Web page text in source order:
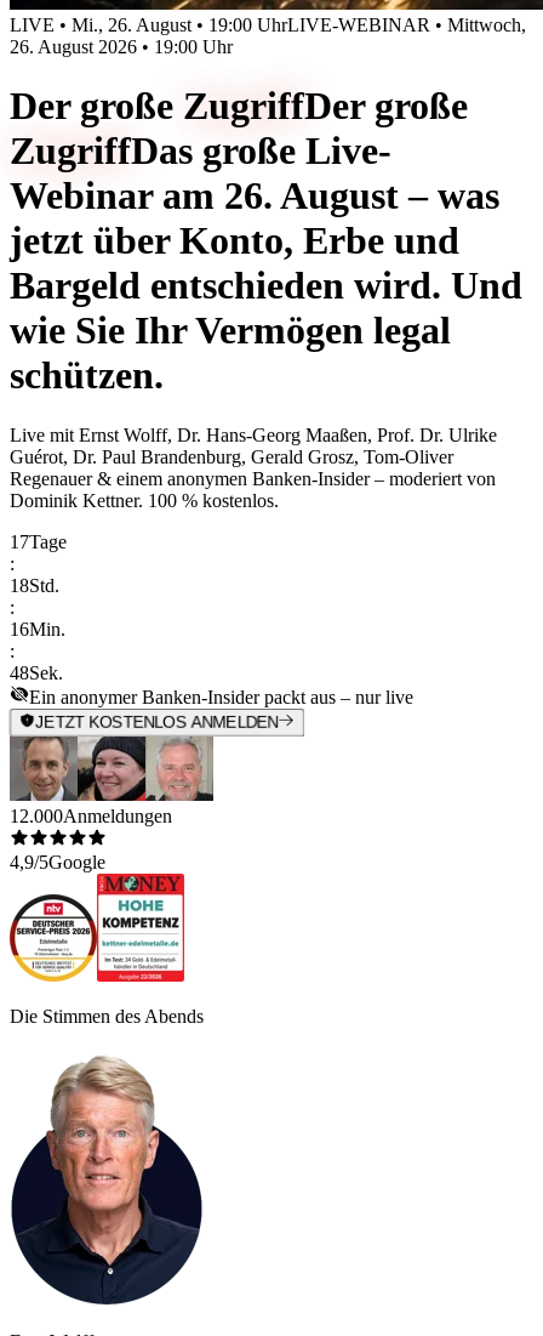
LIVE • Mi., 26. August • 19:00 UhrLIVE-WEBINAR • Mittwoch,
26. August 2026 • 19:00 Uhr
Der große ZugriffDer große
ZugriffDas große Live-
Webinar am 26. August – was
jetzt über Konto, Erbe und
Bargeld entschieden wird. Und
wie Sie Ihr Vermögen legal
schützen.
Live mit Ernst Wolff, Dr. Hans-Georg Maaßen, Prof. Dr. Ulrike
Guérot, Dr. Paul Brandenburg, Gerald Grosz, Tom-Oliver
Regenauer & einem anonymen Banken-Insider– moderiert von
Dominik Kettner. 100 % kostenlos.
17Tage
:
18Std.
:
16Min.
:
48Sek.
Ein anonymer Banken-Insider packt aus – nur live
JETZT KOSTENLOS ANMELDEN
12.000Anmeldungen
4,9/5Google
Die Stimmen des Abends